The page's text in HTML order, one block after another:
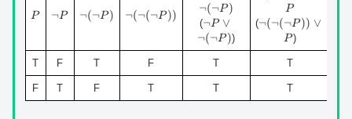
P
P
\lnot
¬P
\lnot
¬(¬P)
\lnot
P))
¬(¬(¬P))
\lnot
(\lnot P)
¬(¬P)
( \lnot
P\lor
\lnot
(\lnot
P)
¬P ∨
¬(¬P))
(\lnot
P)\implies
P
P
( \lnot
(\lnot
(\lnot
P))\lor
P
¬(¬(¬P)) ∨
P)
T F T F T T
F T F T T T